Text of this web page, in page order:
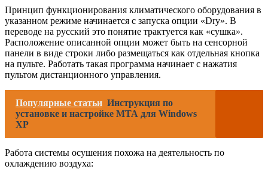
Принцип функционирования климатического оборудования в
указанном режиме начинается с запуска опции «Dry». В
переводе на русский это понятие трактуется как «сушка».
Расположение описанной опции может быть на сенсорной
панели в виде строки либо размещаться как отдельная кнопка
на пульте. Работать такая программа начинает с нажатия
пультом дистанционного управления.
Популярные статьи Инструкция по
установке и настройке МТА для Windows
XP
Работа системы осушения похожа на деятельность по
охлаждению воздуха: